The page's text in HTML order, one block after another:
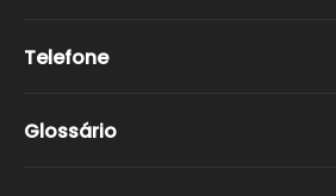
Telefone
Glossário